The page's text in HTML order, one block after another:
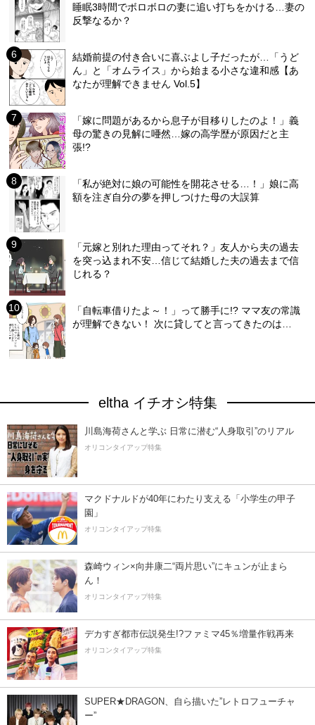
睡眠3時間でボロボロの妻に追い打ちをかける…妻の
反撃なるか？
結婚前提の付き合いに喜ぶよし子だったが…「うど
ん」と「オムライス」から始まる小さな違和感【あ
なたが理解できません Vol.5】
「嫁に問題があるから息子が目移りしたのよ！」義
母の驚きの見解に唖然…嫁の高学歴が原因だと主
張!?
「私が絶対に娘の可能性を開花させる…！」娘に高
額を注ぎ自分の夢を押しつけた母の大誤算
「元嫁と別れた理由ってそれ？」友人から夫の過去
を突っ込まれ不安…信じて結婚した夫の過去まで信
じれる？
「自転車借りたよ～！」って勝手に!? ママ友の常識
が理解できない！ 次に貸してと言ってきたのは…
eltha イチオシ特集
川島海荷さんと学ぶ 日常に潜む“人身取引”のリアル
オリコンタイアップ特集
マクドナルドが40年にわたり支える「小学生の甲子
園」
オリコンタイアップ特集
森崎ウィン×向井康二“両片思い”にキュンが止まら
ん！
オリコンタイアップ特集
デカすぎ都市伝説発生!?ファミマ45％増量作戦再来
オリコンタイアップ特集
SUPER★DRAGON、自ら描いた”レトロフューチャ
ー”